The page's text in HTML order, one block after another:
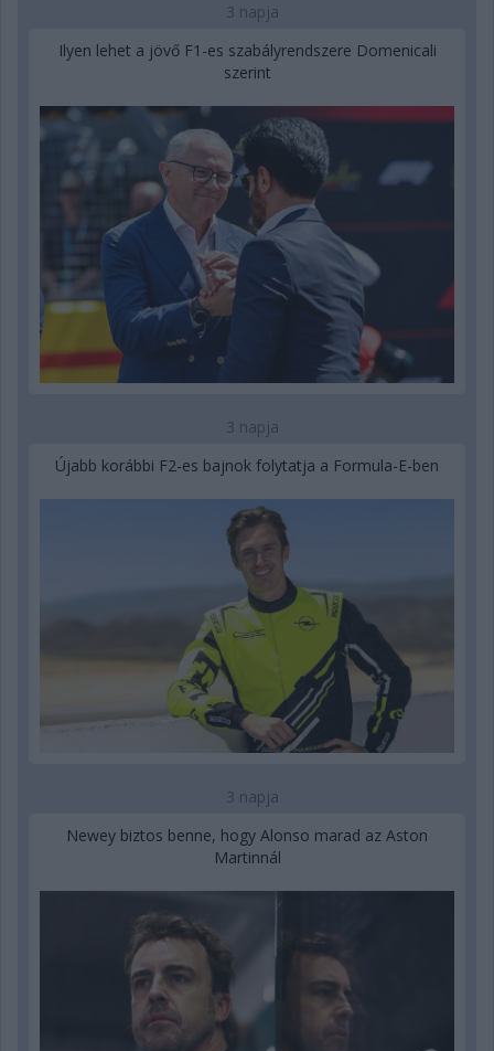
3 napja
Ilyen lehet a jövő F1-es szabályrendszere Domenicali
szerint
3 napja
Újabb korábbi F2-es bajnok folytatja a Formula-E-ben
3 napja
Newey biztos benne, hogy Alonso marad az Aston
Martinnál